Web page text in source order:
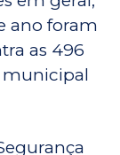
ano foram
as 496
municipal